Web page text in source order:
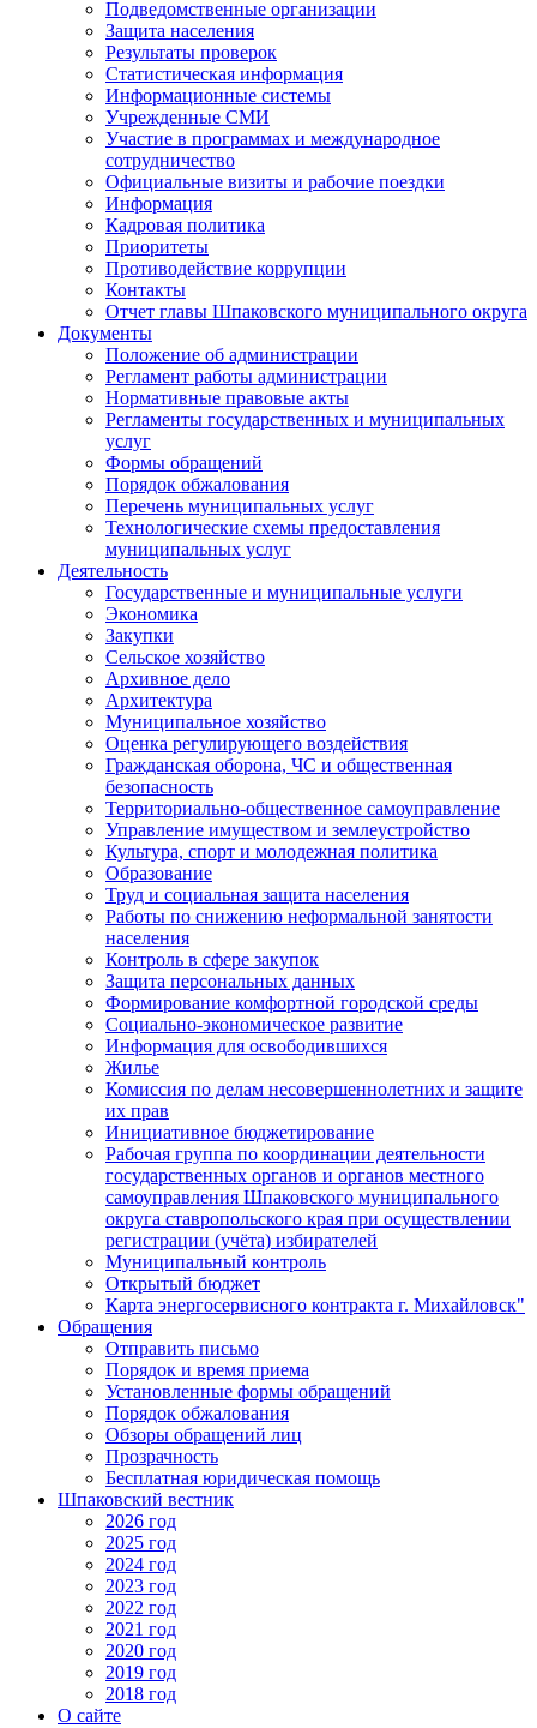
Подведомственные организации
Защита населения
Результаты проверок
Статистическая информация
Информационные системы
Учрежденные СМИ
Участие в программах и международное
сотрудничество
Официальные визиты и рабочие поездки
Информация
Кадровая политика
Приоритеты
Противодействие коррупции
Контакты
Отчет главы Шпаковского муниципального округа
Документы
Положение об администрации
Регламент работы администрации
Нормативные правовые акты
Регламенты государственных и муниципальных
услуг
Формы обращений
Порядок обжалования
Перечень муниципальных услуг
Технологические схемы предоставления
муниципальных услуг
Деятельность
Государственные и муниципальные услуги
Экономика
Закупки
Сельское хозяйство
Архивное дело
Архитектура
Муниципальное хозяйство
Оценка регулирующего воздействия
Гражданская оборона, ЧС и общественная
безопасность
Территориально-общественное самоуправление
Управление имуществом и землеустройство
Культура, спорт и молодежная политика
Образование
Труд и социальная защита населения
Работы по снижению неформальной занятости
населения
Контроль в сфере закупок
Защита персональных данных
Формирование комфортной городской среды
Социально-экономическое развитие
Информация для освободившихся
Жилье
Комиссия по делам несовершеннолетних и защите
их прав
Инициативное бюджетирование
Рабочая группа по координации деятельности
государственных органов и органов местного
самоуправления Шпаковского муниципального
округа ставропольского края при осуществлении
регистрации (учёта) избирателей
Муниципальный контроль
Открытый бюджет
Карта энергосервисного контракта г. Михайловск"
Обращения
Отправить письмо
Порядок и время приема
Установленные формы обращений
Порядок обжалования
Обзоры обращений лиц
Прозрачность
Бесплатная юридическая помощь
Шпаковский вестник
2026 год
2025 год
2024 год
2023 год
2022 год
2021 год
2020 год
2019 год
2018 год
О сайте